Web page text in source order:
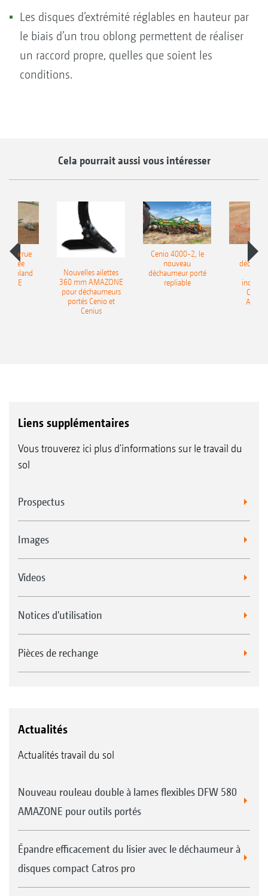
Les disques d’extrémité réglables en hauteur par
le biais d’un trou oblong permettent de réaliser
un raccord propre, quelles que soient les
conditions.
Cela pourrait aussi vous intéresser
charrue
portée
Onland
Nouvelles ailettes
360 mm AMAZONE
pour déchaumeurs
portés Cenio et
Cenius
Cenio 4000-2, le
nouveau
déchaumeur porté
repliable
Liens supplémentaires
Vous trouverez ici plus d'informations sur le travail du
sol
Prospectus
Images
Videos
Notices d'utilisation
Pièces de rechange
Actualités
Actualités travail du sol
Nouveau rouleau double à lames flexibles DFW 580
AMAZONE pour outils portés
Épandre efficacement du lisier avec le déchaumeur à
disques compact Catros pro